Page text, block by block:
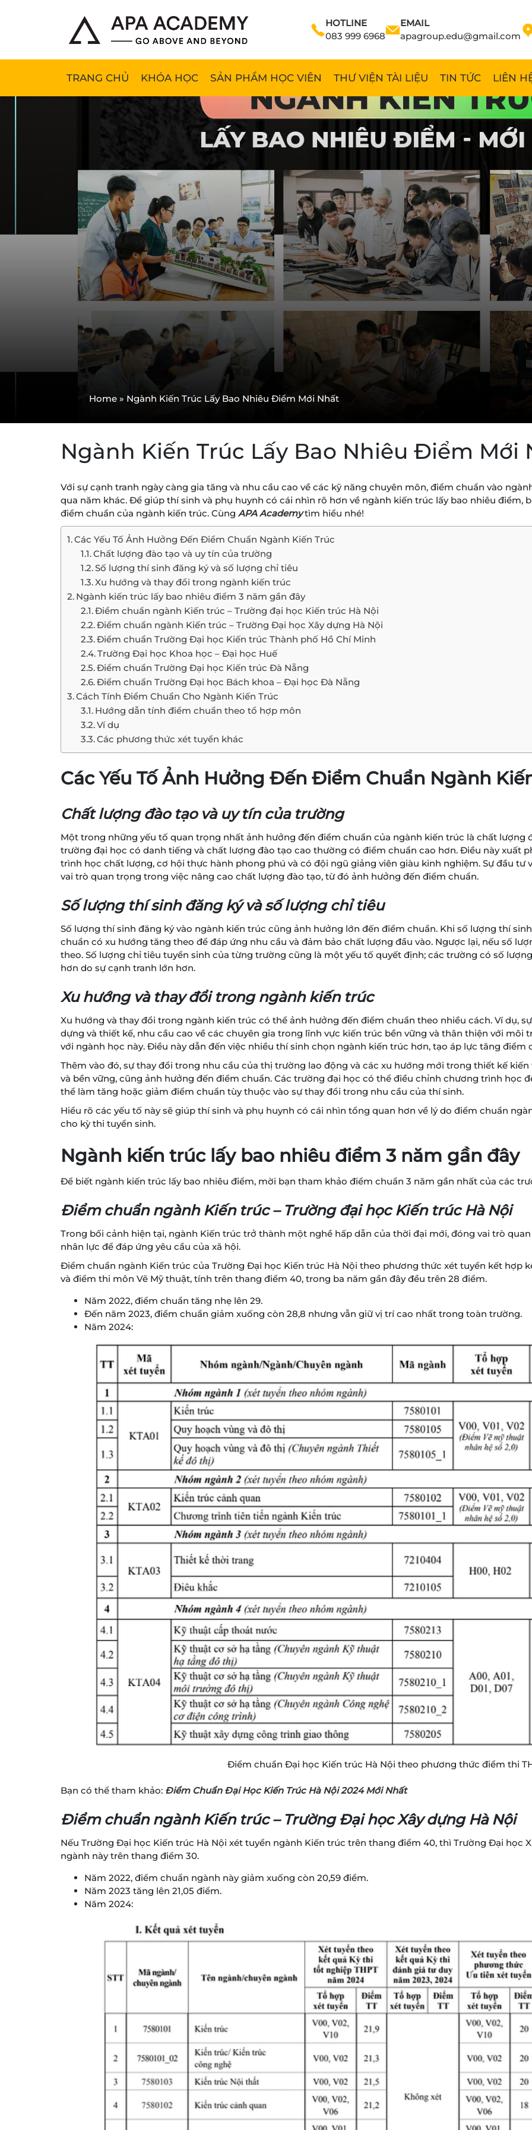
HOTLINE
083 999 6968
EMAIL
apagroup.edu@gmail.com
TRANG CHỦ KHÓA HỌC SẢN PHẨM HỌC VIÊN THƯ VIỆN TÀI LIỆU TIN TỨC LIÊN
Home » Ngành Kiến Trúc Lấy Bao Nhiêu Điểm Mới Nhất
Ngành Kiến Trúc Lấy Bao Nhiêu Điểm Mới
Với sự cạnh tranh ngày càng gia tăng và nhu cầu cao về các kỹ năng chuyên môn, điểm chuẩn vào
qua năm khác. Để giúp thí sinh và phụ huynh có cái nhìn rõ hơn về ngành kiến trúc lấy bao nhiêu điểm,
điểm chuẩn của ngành kiến trúc. Cùng APA Academytìm hiểu nhé!
Các Yếu Tố Ảnh Hưởng Đến Điểm Chuẩn Ngành Kiến Trúc
Chất lượng đào tạo và uy tín của trường
Số lượng thí sinh đăng ký và số lượng chỉ tiêu
Xu hướng và thay đổi trong ngành kiến trúc
Ngành kiến trúc lấy bao nhiêu điểm 3 năm gần đây
Điểm chuẩn ngành Kiến trúc – Trường đại học Kiến trúc Hà Nội
Điểm chuẩn ngành Kiến trúc – Trường Đại học Xây dựng Hà Nội
Điểm chuẩn Trường Đại học Kiến trúc Thành phố Hồ Chí Minh
Trường Đại học Khoa học – Đại học Huế
Điểm chuẩn Trường Đại học Kiến trúc Đà Nẵng
Điểm chuẩn Trường Đại học Bách khoa – Đại học Đà Nẵng
Cách Tính Điểm Chuẩn Cho Ngành Kiến Trúc
Hướng dẫn tính điểm chuẩn theo tổ hợp môn
Ví dụ
Các phương thức xét tuyển khác
Các Yếu Tố Ảnh Hưởng Đến Điểm Chuẩn Ngành
Chất lượng đào tạo và uy tín của trường
Một trong những yếu tố quan trọng nhất ảnh hưởng đến điểm chuẩn của ngành kiến trúc là chất lượng
trường đại học có danh tiếng và chất lượng đào tạo cao thường có điểm chuẩn cao hơn. Điều này xuất
trình học chất lượng, cơ hội thực hành phong phú và có đội ngũ giảng viên giàu kinh nghiệm. Sự đầu tư
vai trò quan trọng trong việc nâng cao chất lượng đào tạo, từ đó ảnh hưởng đến điểm chuẩn.
Số lượng thí sinh đăng ký và số lượng chỉ tiêu
Số lượng thí sinh đăng ký vào ngành kiến trúc cũng ảnh hưởng lớn đến điểm chuẩn. Khi số lượng thí
chuẩn có xu hướng tăng theo để đáp ứng nhu cầu và đảm bảo chất lượng đầu vào. Ngược lại, nếu số
theo. Số lượng chỉ tiêu tuyển sinh của từng trường cũng là một yếu tố quyết định; các trường có số
hơn do sự cạnh tranh lớn hơn.
Xu hướng và thay đổi trong ngành kiến trúc
Xu hướng và thay đổi trong ngành kiến trúc có thể ảnh hưởng đến điểm chuẩn theo nhiều cách. Ví dụ,
dựng và thiết kế, nhu cầu cao về các chuyên gia trong lĩnh vực kiến trúc bền vững và thân thiện với
với ngành học này. Điều này dẫn đến việc nhiều thí sinh chọn ngành kiến trúc hơn, tạo áp lực tăng điểm
Thêm vào đó, sự thay đổi trong nhu cầu của thị trường lao động và các xu hướng mới trong thiết kế
và bền vững, cũng ảnh hưởng đến điểm chuẩn. Các trường đại học có thể điều chỉnh chương trình học
thể làm tăng hoặc giảm điểm chuẩn tùy thuộc vào sự thay đổi trong nhu cầu của thí sinh.
Hiểu rõ các yếu tố này sẽ giúp thí sinh và phụ huynh có cái nhìn tổng quan hơn về lý do điểm chuẩn
cho kỳ thi tuyển sinh.
Ngành kiến trúc lấy bao nhiêu điểm 3 năm gần đây
Để biết ngành kiến trúc lấy bao nhiêu điểm, mời bạn tham khảo điểm chuẩn 3 năm gần nhất của các
Điểm chuẩn ngành Kiến trúc – Trường đại học Kiến trúc Hà Nội
Trong bối cảnh hiện tại, ngành Kiến trúc trở thành một nghề hấp dẫn của thời đại mới, đóng vai trò
nhân lực để đáp ứng yêu cầu của xã hội.
Điểm chuẩn ngành Kiến trúc của Trường Đại học Kiến trúc Hà Nội theo phương thức xét tuyển kết hợp
và điểm thi môn Vẽ Mỹ thuật, tính trên thang điểm 40, trong ba năm gần đây đều trên 28 điểm.
Năm 2022, điểm chuẩn tăng nhẹ lên 29.
Đến năm 2023, điểm chuẩn giảm xuống còn 28,8 nhưng vẫn giữ vị trí cao nhất trong toàn trường.
Năm 2024:
Điểm chuẩn Đại học Kiến trúc Hà Nội theo phương thức điểm thi
Bạn có thể tham khảo: Điểm Chuẩn Đại Học Kiến Trúc Hà Nội 2024 Mới Nhất
Điểm chuẩn ngành Kiến trúc – Trường Đại học Xây dựng Hà Nội
Nếu Trường Đại học Kiến trúc Hà Nội xét tuyển ngành Kiến trúc trên thang điểm 40, thì Trường Đại học
ngành này trên thang điểm 30.
Năm 2022, điểm chuẩn ngành này giảm xuống còn 20,59 điểm.
Năm 2023 tăng lên 21,05 điểm.
Năm 2024: